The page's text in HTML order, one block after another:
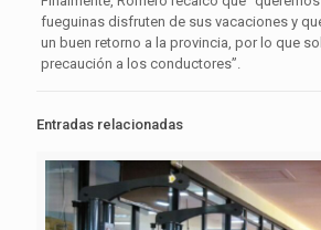
fueguinas disfruten de sus vacaciones y
un buen retorno a la provincia, por lo que
precaución a los conductores”.
Entradas relacionadas